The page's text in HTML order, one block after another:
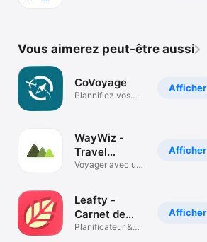
Vous aimerez peut-être aussi
Afficher
CoVoyage
Plannifiez vos
Afficher
WayWiz -
Travel
Planner
Voyager avec un
Afficher
Leafty -
Carnet de
Voyage
Planificateur &